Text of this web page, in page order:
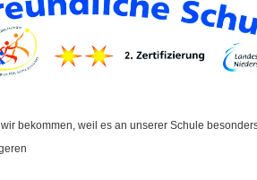
bekommen, weil es an unserer Schule